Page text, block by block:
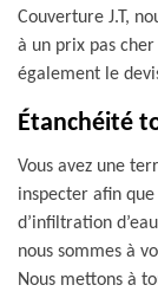
Couverture J.T,
à un prix pas
également le
Étanchéité
Vous avez une
inspecter afin
d’infiltration
nous sommes à
Nous mettons à